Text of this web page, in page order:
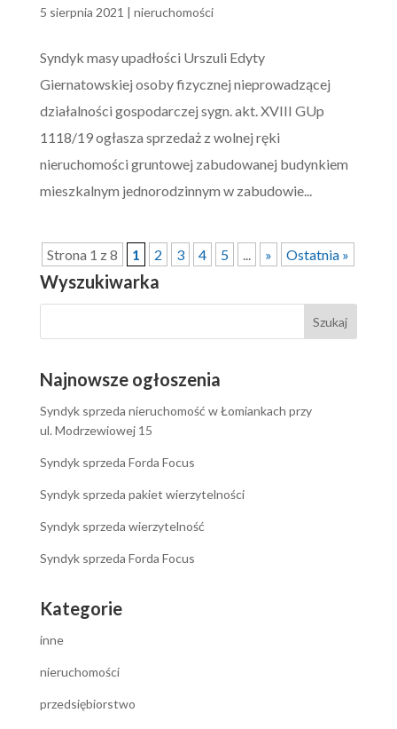
5 sierpnia 2021 | nieruchomości
Syndyk masy upadłości Urszuli Edyty
Giernatowskiej osoby fizycznej nieprowadzącej
działalności gospodarczej sygn. akt. XVIII GUp
1118/19 ogłasza sprzedaż z wolnej ręki
nieruchomości gruntowej zabudowanej budynkiem
mieszkalnym jednorodzinnym w zabudowie...
Strona 1 z 8 1 2 3 4 5 ... » Ostatnia »
Wyszukiwarka
Najnowsze ogłoszenia
Syndyk sprzeda nieruchomość w Łomiankach przy
ul. Modrzewiowej 15
Syndyk sprzeda Forda Focus
Syndyk sprzeda pakiet wierzytelności
Syndyk sprzeda wierzytelność
Syndyk sprzeda Forda Focus
Kategorie
inne
nieruchomości
przedsiębiorstwo